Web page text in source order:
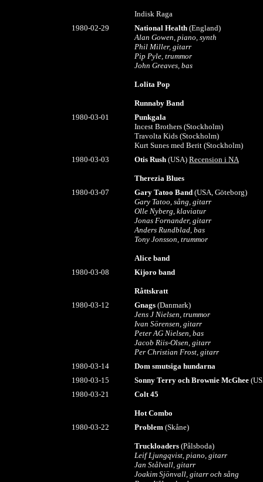
Indisk Raga
1980-02-29
National Health (England)
Alan Gowen, piano, synth
Phil Miller, gitarr
Pip Pyle, trummor
John Greaves, bas
Lolita Pop
Runnaby Band
1980-03-01
Punkgala
Incest Brothers (Stockholm)
Travolta Kids (Stockholm)
Kurt Sunes med Berit (Stockholm)
1980-03-03 Otis Rush (USA) Recension i NA
Therezia Blues
1980-03-07
Gary Tatoo Band (USA, Göteborg)
Gary Tatoo, sång, gitarr
Olle Nyberg, klaviatur
Jonas Fornander, gitarr
Anders Rundblad, bas
Tony Jonsson, trummor
Alice band
1980-03-08
Kijoro band
Råttskratt
1980-03-12
Gnags (Danmark)
Jens J Nielsen, trummor
Ivan Sörensen, gitarr
Peter AG Nielsen, bas
Jacob Riis-Olsen, gitarr
Per Christian Frost, gitarr
1980-03-14
Dom smutsiga hundarna
1980-03-15
Sonny Terry och Brownie McGhee
1980-03-21
Colt 45
Hot Combo
1980-03-22
Problem (Skåne)
Truckloaders (Pålsboda)
Leif Ljungqvist, piano, gitarr
Jan Stålvall, gitarr
Joakim Sjönvall, gitarr och sång